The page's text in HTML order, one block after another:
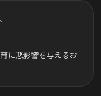
に悪影響を与えるお